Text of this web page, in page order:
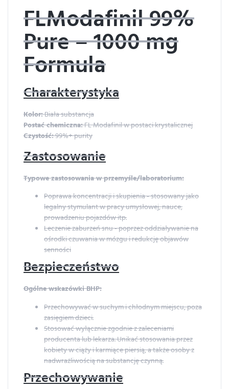
FLModafinil 99%
Pure – 1000 mg
Formula
Charakterystyka
Kolor:Biała substancja
Postać chemiczna:FL Modafinil w postaci krystalicznej
Czystość:99%+ purity
Zastosowanie
Typowe zastosowania w przemyśle/laboratorium:
Poprawa koncentracji i skupienia - stosowany jako
legalny stymulant w pracy umysłowej, nauce,
prowadzeniu pojazdów itp.
Leczenie zaburzeń snu - poprzez oddziaływanie na
ośrodki czuwania w mózgu i redukcję objawów
senności
Bezpieczeństwo
Ogólne wskazówki BHP:
Przechowywać w suchym i chłodnym miejscu, poza
zasięgiem dzieci.
Stosować wyłącznie zgodnie z zaleceniami
producenta lub lekarza. Unikać stosowania przez
kobiety w ciąży i karmiące piersią, a także osoby z
nadwrażliwością na substancję czynną.
Przechowywanie